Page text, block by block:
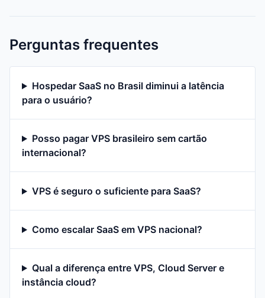
Perguntas frequentes
Hospedar SaaS no Brasil diminui a latência
para o usuário?
Posso pagar VPS brasileiro sem cartão
internacional?
VPS é seguro o suficiente para SaaS?
Como escalar SaaS em VPS nacional?
Qual a diferença entre VPS, Cloud Server e
instância cloud?